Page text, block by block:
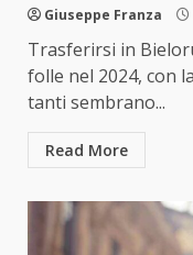
Giuseppe Franza
Trasferirsi in
folle nel 2024, con
tanti sembrano...
Read More